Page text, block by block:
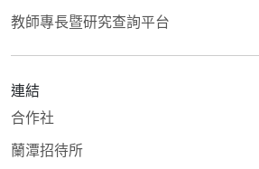
教師專長暨研究查詢平台
連結
合作社
蘭潭招待所